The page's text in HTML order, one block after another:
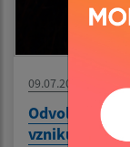
09.07.2026
Odvolanie
vzniku požiaru